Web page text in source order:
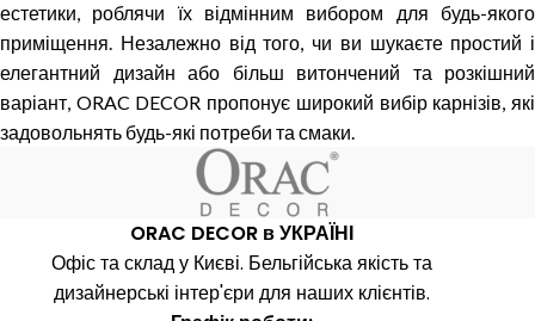
естетики, роблячи їх відмінним вибором для будь-якого
приміщення. Незалежно від того, чи ви шукаєте простий і
елегантний дизайн або більш витончений та розкішний
варіант, ORAC DECOR пропонує широкий вибір карнізів, які
задовольнять будь-які потреби та смаки.
ORAC DECOR в УКРАЇНІ
Офіс та склад у Києві. Бельгійська якість та
дизайнерські інтер'єри для наших клієнтів.